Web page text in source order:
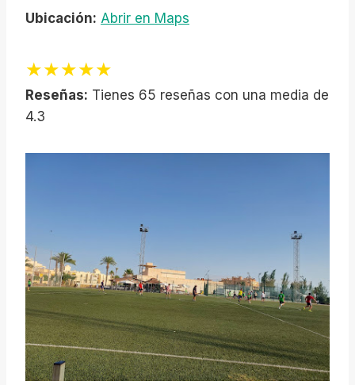
Ubicación: Abrir en Maps
★★★★★
Reseñas: Tienes 65 reseñas con una media de
4.3